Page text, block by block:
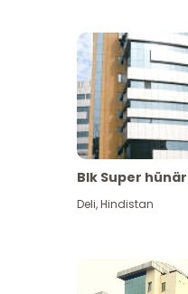
Blk Super
Deli,Hindistan